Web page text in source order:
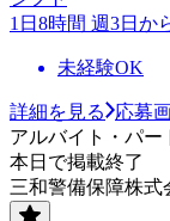
1日8時間 週3日か
未経験OK
詳細を見る
応募
アルバイト・パー
本日で掲載終了
三和警備保障株式